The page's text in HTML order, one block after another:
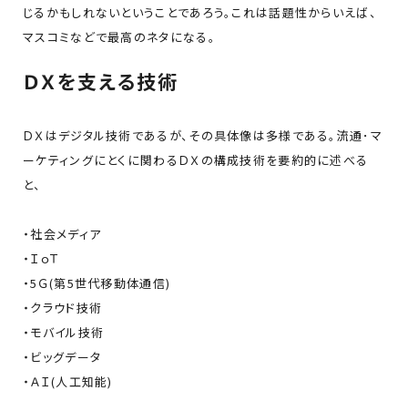
じるかもしれないということであろう。これは話題性からいえば、
マスコミなどで最高のネタになる。
ＤＸを支える技術
ＤＸはデジタル技術であるが、その具体像は多様である。流通･マ
ーケティングにとくに関わるＤＸの構成技術を要約的に述べる
と、
・社会メディア
・ＩｏＴ
・5Ｇ(第5世代移動体通信)
・クラウド技術
・モバイル技術
・ビッグデータ
・ＡＩ(人工知能)